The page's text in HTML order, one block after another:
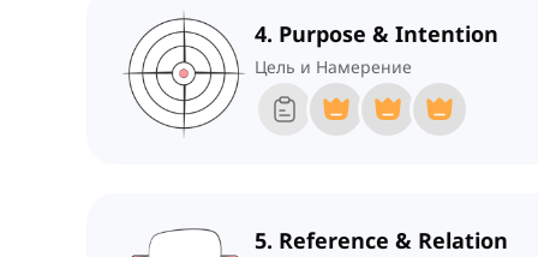
4. Purpose & Intention
Цель и Намерение
5. Reference & Relation